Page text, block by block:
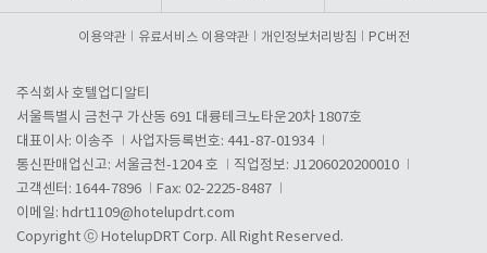
이용약관 유료서비스 이용약관 개인정보처리방침 PC버전
주식회사 호텔업디알티
서울특별시 금천구 가산동 691 대륭테크노타운20차 1807호
대표이사: 이송주
사업자등록번호: 441-87-01934
통신판매업신고: 서울금천-1204 호
직업정보: J1206020200010
고객센터: 1644-7896
Fax: 02-2225-8487
이메일: hdrt1109@hotelupdrt.com
Copyright ⓒ HotelupDRT Corp. All Right Reserved.